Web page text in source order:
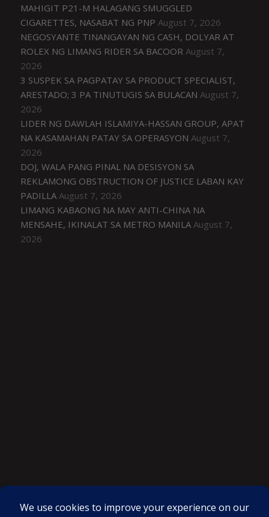
MAHIGIT P21-M HALAGANG SMUGGLED
CIGARETTES, NASABAT NG PNP August 7, 2026
NEGOSYANTE TINANGAYAN NG CASH, DOLYAR AT
ROLEX NG LIMANG RIDER SA BACOOR August 7,
2026
3 SUSPEK SA PAGPATAY SA PRODUCT SPECIALIST,
ARESTADO; 3 PA TINUTUGIS SA BULACAN August 7,
2026
LIDER NG DAWLAH ISLAMIYA-HASSAN GROUP, APAT
NA KASAMAHAN PATAY SA OPERASYON August 7,
2026
DOJ, WALA PANG PINAL NA DESISYON SA
REKLAMONG OBSTRUCTION OF JUSTICE LABAN KAY
PADILLA August 7, 2026
LIMANG KABAONG NA MAY ANTI-CHINA NA
MENSAHE, IKINALAT SA METRO MANILA August 7,
2026